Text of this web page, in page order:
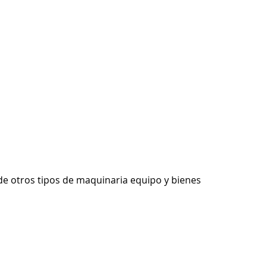
otros tipos de maquinaria equipo y bienes